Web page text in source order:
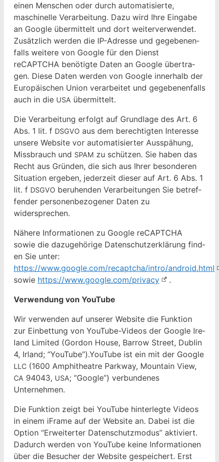
einen Men­schen oder durch automa­tisierte,
maschinelle Ver­ar­beitung. Dazu wird Ihre Eingabe
an Google über­mit­telt und dort weit­er­ver­wen­det.
Zusät­zlich wer­den die IP-Adresse und gegebe­nen­
falls weit­ere von Google für den Dienst
reCAPTCHA benötigte Dat­en an Google über­tra­
gen. Diese Dat­en wer­den von Google inner­halb der
Europäis­chen Union ver­ar­beit­et und gegebe­nen­falls
auch in die USA übermittelt.
Die Ver­ar­beitung erfol­gt auf Grund­lage des Art. 6
Abs. 1 lit. f DSGVO aus dem berechtigten Inter­esse
unsere Web­site vor automa­tisiert­er Ausspähung,
Miss­brauch und SPAM zu schützen. Sie haben das
Recht aus Grün­den, die sich aus Ihrer beson­deren
Sit­u­a­tion ergeben, jed­erzeit dieser auf Art. 6 Abs. 1
lit. f DSGVO beruhen­den Ver­ar­beitun­gen Sie betr­e­f­
fend­er per­so­n­en­be­zo­gen­er Dat­en zu
widersprechen.
Nähere Infor­ma­tio­nen zu Google reCAPTCHA
sowie die dazuge­hörige Daten­schutzerk­lärung find­
en Sie unter:
https://www.google.com/recaptcha/intro/android.html
sowie https://www.google.com/privacy
.
Ver­wen­dung von YouTube
Wir ver­wen­den auf unser­er Web­site die Funk­tion
zur Ein­bet­tung von YouTube-Videos der Google Ire­
land Lim­it­ed (Gor­don House, Bar­row Street, Dublin
4, Irland; “YouTube”).YouTube ist ein mit der Google
LLC (1600 Amphithe­atre Park­way, Moun­tain View,
CA 94043, USA; “Google”) ver­bun­denes
Unternehmen.
Die Funk­tion zeigt bei YouTube hin­ter­legte Videos
in einem iFrame auf der Web­site an. Dabei ist die
Option “Erweit­ert­er Daten­schutz­modus” aktiviert.
Dadurch wer­den von YouTube keine Infor­ma­tio­nen
über die Besuch­er der Web­site gespe­ichert. Erst